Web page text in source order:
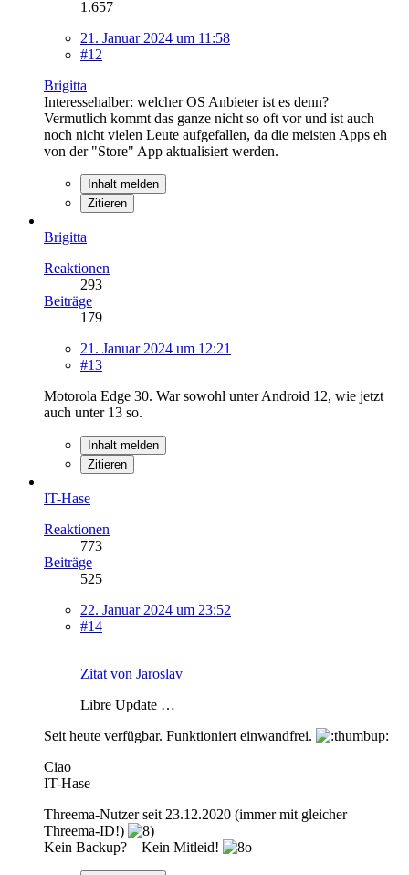
1.657
21. Januar 2024 um 11:58
#12
Brigitta
Interessehalber: welcher OS Anbieter ist es denn?
Vermutlich kommt das ganze nicht so oft vor und ist auch
noch nicht vielen Leute aufgefallen, da die meisten Apps eh
von der "Store" App aktualisiert werden.
Inhalt melden
Zitieren
Brigitta
Reaktionen
293
Beiträge
179
21. Januar 2024 um 12:21
#13
Motorola Edge 30. War sowohl unter Android 12, wie jetzt
auch unter 13 so.
Inhalt melden
Zitieren
IT-Hase
Reaktionen
773
Beiträge
525
22. Januar 2024 um 23:52
#14
Zitat von Jaroslav
Libre Update …
Seit heute verfügbar. Funktioniert einwandfrei.
Ciao
IT-Hase
Threema-Nutzer seit 23.12.2020 (immer mit gleicher
Threema-ID!)
Kein Backup? – Kein Mitleid!